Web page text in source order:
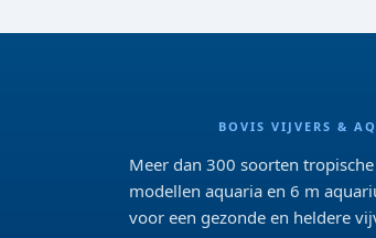
BOVIS VIJVERS &
Meer dan 300 soorten
modellen aquaria en 6 m
voor een gezonde en heldere